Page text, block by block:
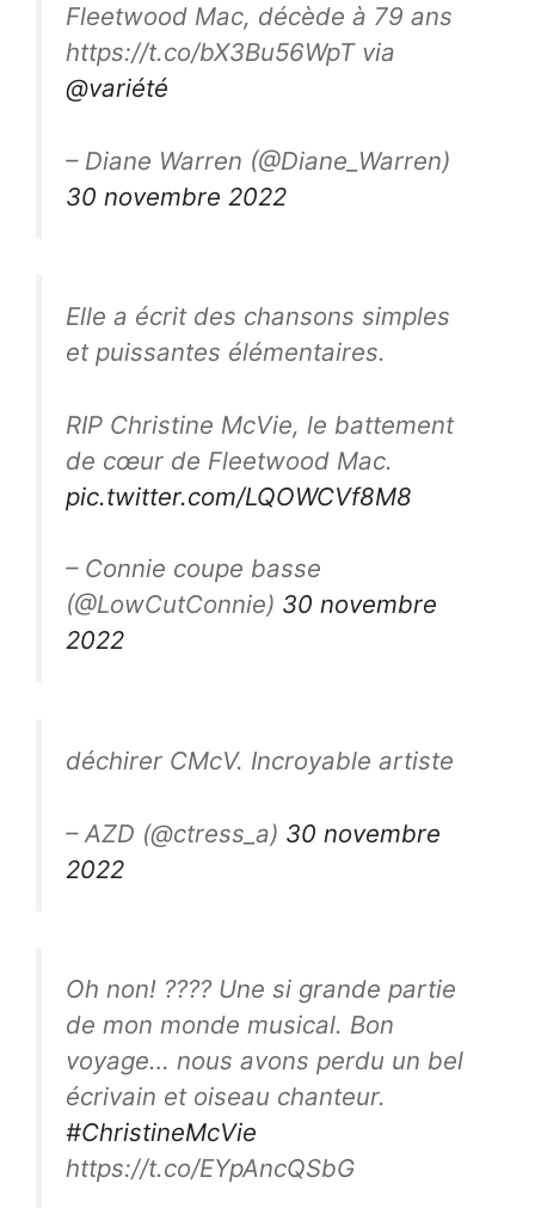
Fleetwood Mac, décède à 79 ans
https://t.co/bX3Bu56WpT via
@variété
– Diane Warren (@Diane_Warren)
30 novembre 2022
Elle a écrit des chansons simples
et puissantes élémentaires.
RIP Christine McVie, le battement
de cœur de Fleetwood Mac.
pic.twitter.com/LQOWCVf8M8
– Connie coupe basse
(@LowCutConnie) 30 novembre
2022
déchirer CMcV. Incroyable artiste
– AZD (@ctress_a) 30 novembre
2022
Oh non! ???? Une si grande partie
de mon monde musical. Bon
voyage… nous avons perdu un bel
écrivain et oiseau chanteur.
#ChristineMcVie
https://t.co/EYpAncQSbG